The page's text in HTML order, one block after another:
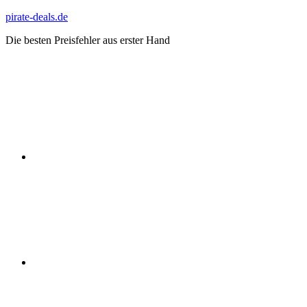
Zum
springen
pirate-deals.de
Die besten Preisfehler aus erster Hand